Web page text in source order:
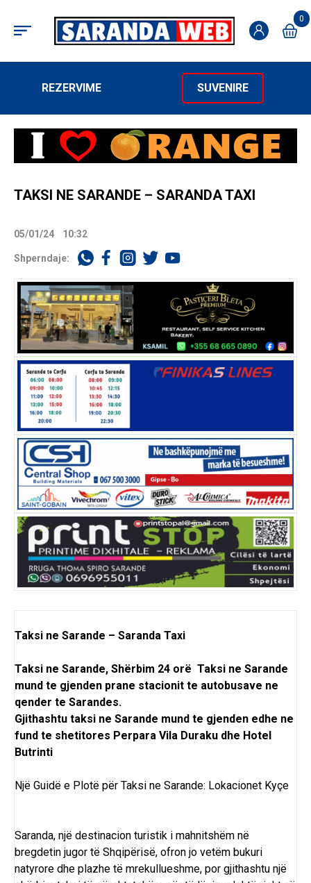
0
REZERVIME SUVENIRE
TAKSI NE SARANDE – SARANDA TAXI
05/01/24 10:32
Shperndaje:
Taksi ne Sarande – Saranda Taxi
Taksi ne Sarande, Shërbim 24 orë Taksi ne Sarande
mund te gjenden prane stacionit te autobusave ne
qender te Sarandes.
Gjithashtu taksi ne Sarande mund te gjenden edhe ne
fund te shetitores Perpara Vila Duraku dhe Hotel
Butrinti
Një Guidë e Plotë për Taksi ne Sarande: Lokacionet Kyçe
Saranda, një destinacion turistik i mahnitshëm në
bregdetin jugor të Shqipërisë, ofron jo vetëm bukuri
natyrore dhe plazhe të mrekullueshme, por gjithashtu një